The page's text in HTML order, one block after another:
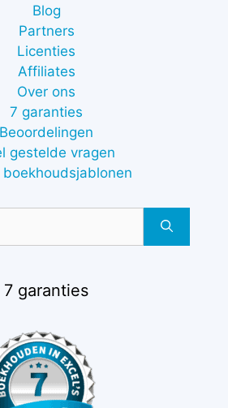
Blog
Partners
Licenties
Affiliates
Over ons
7 garanties
Beoordelingen
gestelde vragen
boekhoudsjablonen
7 garanties